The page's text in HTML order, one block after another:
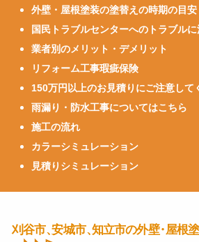
外壁・屋根塗装の塗替えの時期の目安
国民トラブルセンターへのトラブルに
業者別のメリット・デメリット
リフォーム工事瑕疵保険
150万円以上のお見積りにご注意して
雨漏り・防水工事についてはこちら
施工の流れ
カラーシミュレーション
見積りシミュレーション